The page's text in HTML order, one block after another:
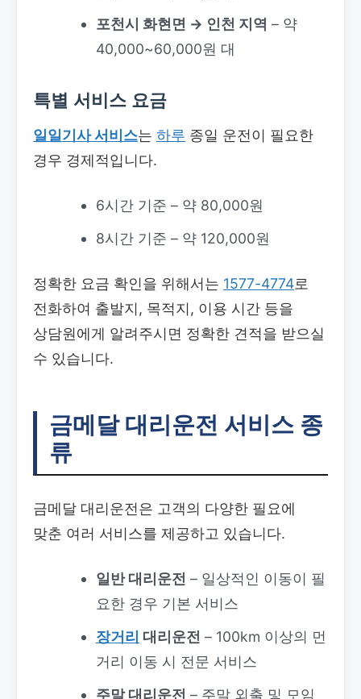
포천시 화현면 → 인천 지역 – 약
40,000~60,000원 대
특별 서비스 요금
일일기사 서비스는 하루 종일 운전이 필요한
경우 경제적입니다.
6시간 기준 – 약 80,000원
8시간 기준 – 약 120,000원
정확한 요금 확인을 위해서는 1577-4774로
전화하여 출발지, 목적지, 이용 시간 등을
상담원에게 알려주시면 정확한 견적을 받으실
수 있습니다.
금메달 대리운전 서비스 종
류
금메달 대리운전은 고객의 다양한 필요에
맞춘 여러 서비스를 제공하고 있습니다.
일반 대리운전 – 일상적인 이동이 필
요한 경우 기본 서비스
장거리 대리운전 – 100km 이상의 먼
거리 이동 시 전문 서비스
주말 대리운전 – 주말 외출 및 모임